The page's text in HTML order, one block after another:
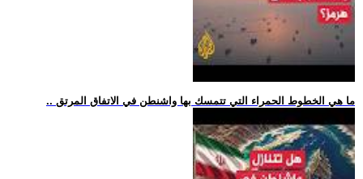
.. ما هي الخطوط الحمراء التي تتمسك بها واشنطن في الاتفاق المرتق